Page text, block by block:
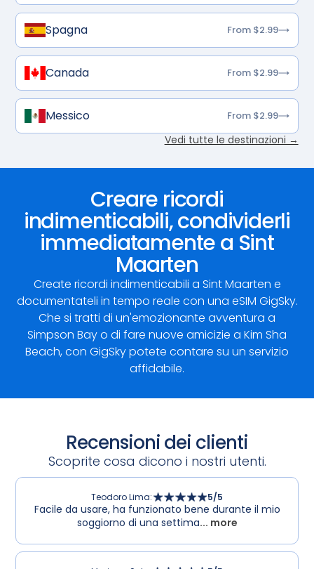
Spagna From $2.99
Canada From $2.99
Messico From $2.99
Vedi tutte le destinazioni →
Creare ricordi
indimenticabili, condividerli
immediatamente a Sint
Maarten
Create ricordi indimenticabili a Sint Maarten e
documentateli in tempo reale con una eSIM GigSky.
Che si tratti di un'emozionante avventura a
Simpson Bay o di fare nuove amicizie a Kim Sha
Beach, con GigSky potete contare su un servizio
affidabile.
Recensioni dei clienti
Scoprite cosa dicono i nostri utenti.
Teodoro Lima: 5/5
Facile da usare, ha funzionato bene durante il mio
soggiorno di una settima... more